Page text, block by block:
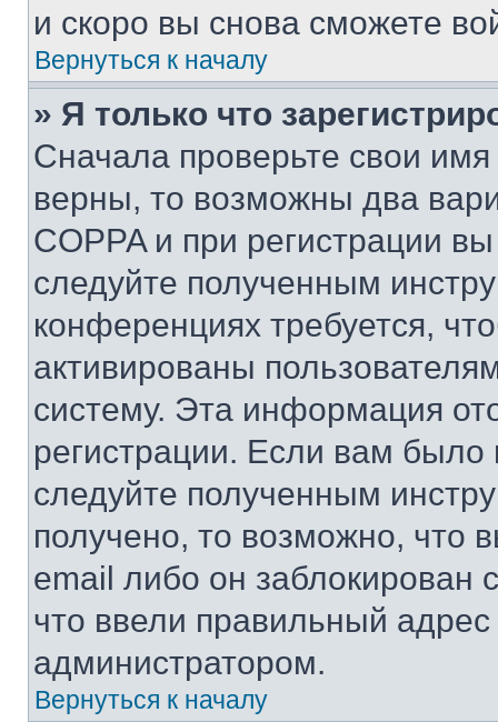
и скоро вы снова сможете
Вернуться к началу
» Я только что
Сначала проверьте свои
верны, то возможны два
COPPA и при регистрации
следуйте полученным
конференциях требуется,
активированы
систему. Эта информация
регистрации. Если вам
следуйте полученным
получено, то возможно, что
email либо он
что ввели правильный адрес
администратором.
Вернуться к началу